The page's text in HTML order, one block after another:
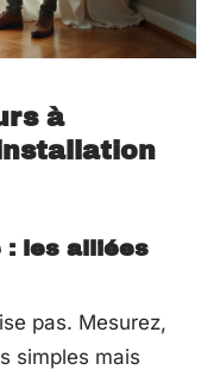
à
: les alliées
pas. Mesurez,
simples mais